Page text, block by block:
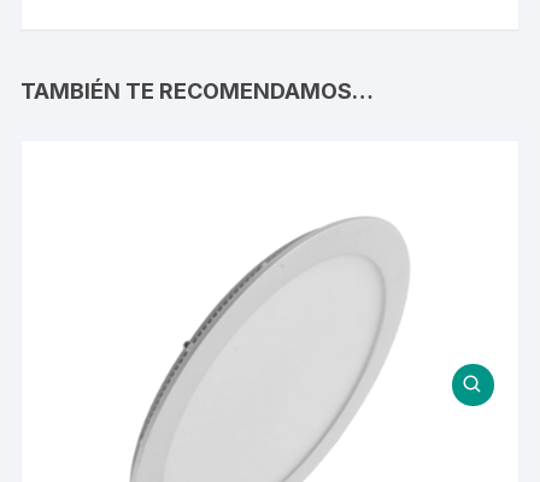
TAMBIÉN TE RECOMENDAMOS…